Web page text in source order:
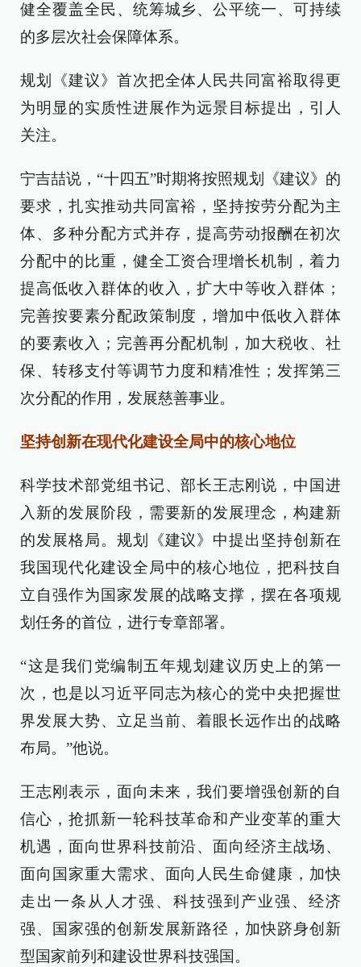
健全覆盖全民、统筹城乡、公平统一、可持续
的多层次社会保障体系。
规划《建议》首次把全体人民共同富裕取得更
为明显的实质性进展作为远景目标提出，引人
关注。
宁吉喆说，“十四五”时期将按照规划《建议》的
要求，扎实推动共同富裕，坚持按劳分配为主
体、多种分配方式并存，提高劳动报酬在初次
分配中的比重，健全工资合理增长机制，着力
提高低收入群体的收入，扩大中等收入群体；
完善按要素分配政策制度，增加中低收入群体
的要素收入；完善再分配机制，加大税收、社
保、转移支付等调节力度和精准性；发挥第三
次分配的作用，发展慈善事业。
坚持创新在现代化建设全局中的核心地位
科学技术部党组书记、部长王志刚说，中国进
入新的发展阶段，需要新的发展理念，构建新
的发展格局。规划《建议》中提出坚持创新在
我国现代化建设全局中的核心地位，把科技自
立自强作为国家发展的战略支撑，摆在各项规
划任务的首位，进行专章部署。
“这是我们党编制五年规划建议历史上的第一
次，也是以习近平同志为核心的党中央把握世
界发展大势、立足当前、着眼长远作出的战略
布局。”他说。
王志刚表示，面向未来，我们要增强创新的自
信心，抢抓新一轮科技革命和产业变革的重大
机遇，面向世界科技前沿、面向经济主战场、
面向国家重大需求、面向人民生命健康，加快
走出一条从人才强、科技强到产业强、经济
强、国家强的创新发展新路径，加快跻身创新
型国家前列和建设世界科技强国。